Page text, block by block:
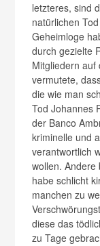
letzteres, sind
natürlichen
Geheimloge
durch gezielte
Mitgliedern auf
vermutete,
die wie man
Tod Johannes
der Banco
kriminelle und
verantwortlich
wollen. Andere
habe schlicht
manchen zu
diese das
zu Tage